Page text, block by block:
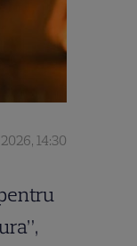
14:30